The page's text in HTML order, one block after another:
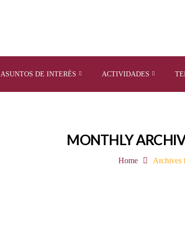
ASUNTOS DE INTERÉS ACTIVIDADES
MONTHLY
Home Archives